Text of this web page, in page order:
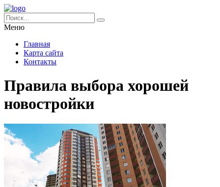
Меню
Главная
Карта сайта
Контакты
Правила выбора хорошей
новостройки